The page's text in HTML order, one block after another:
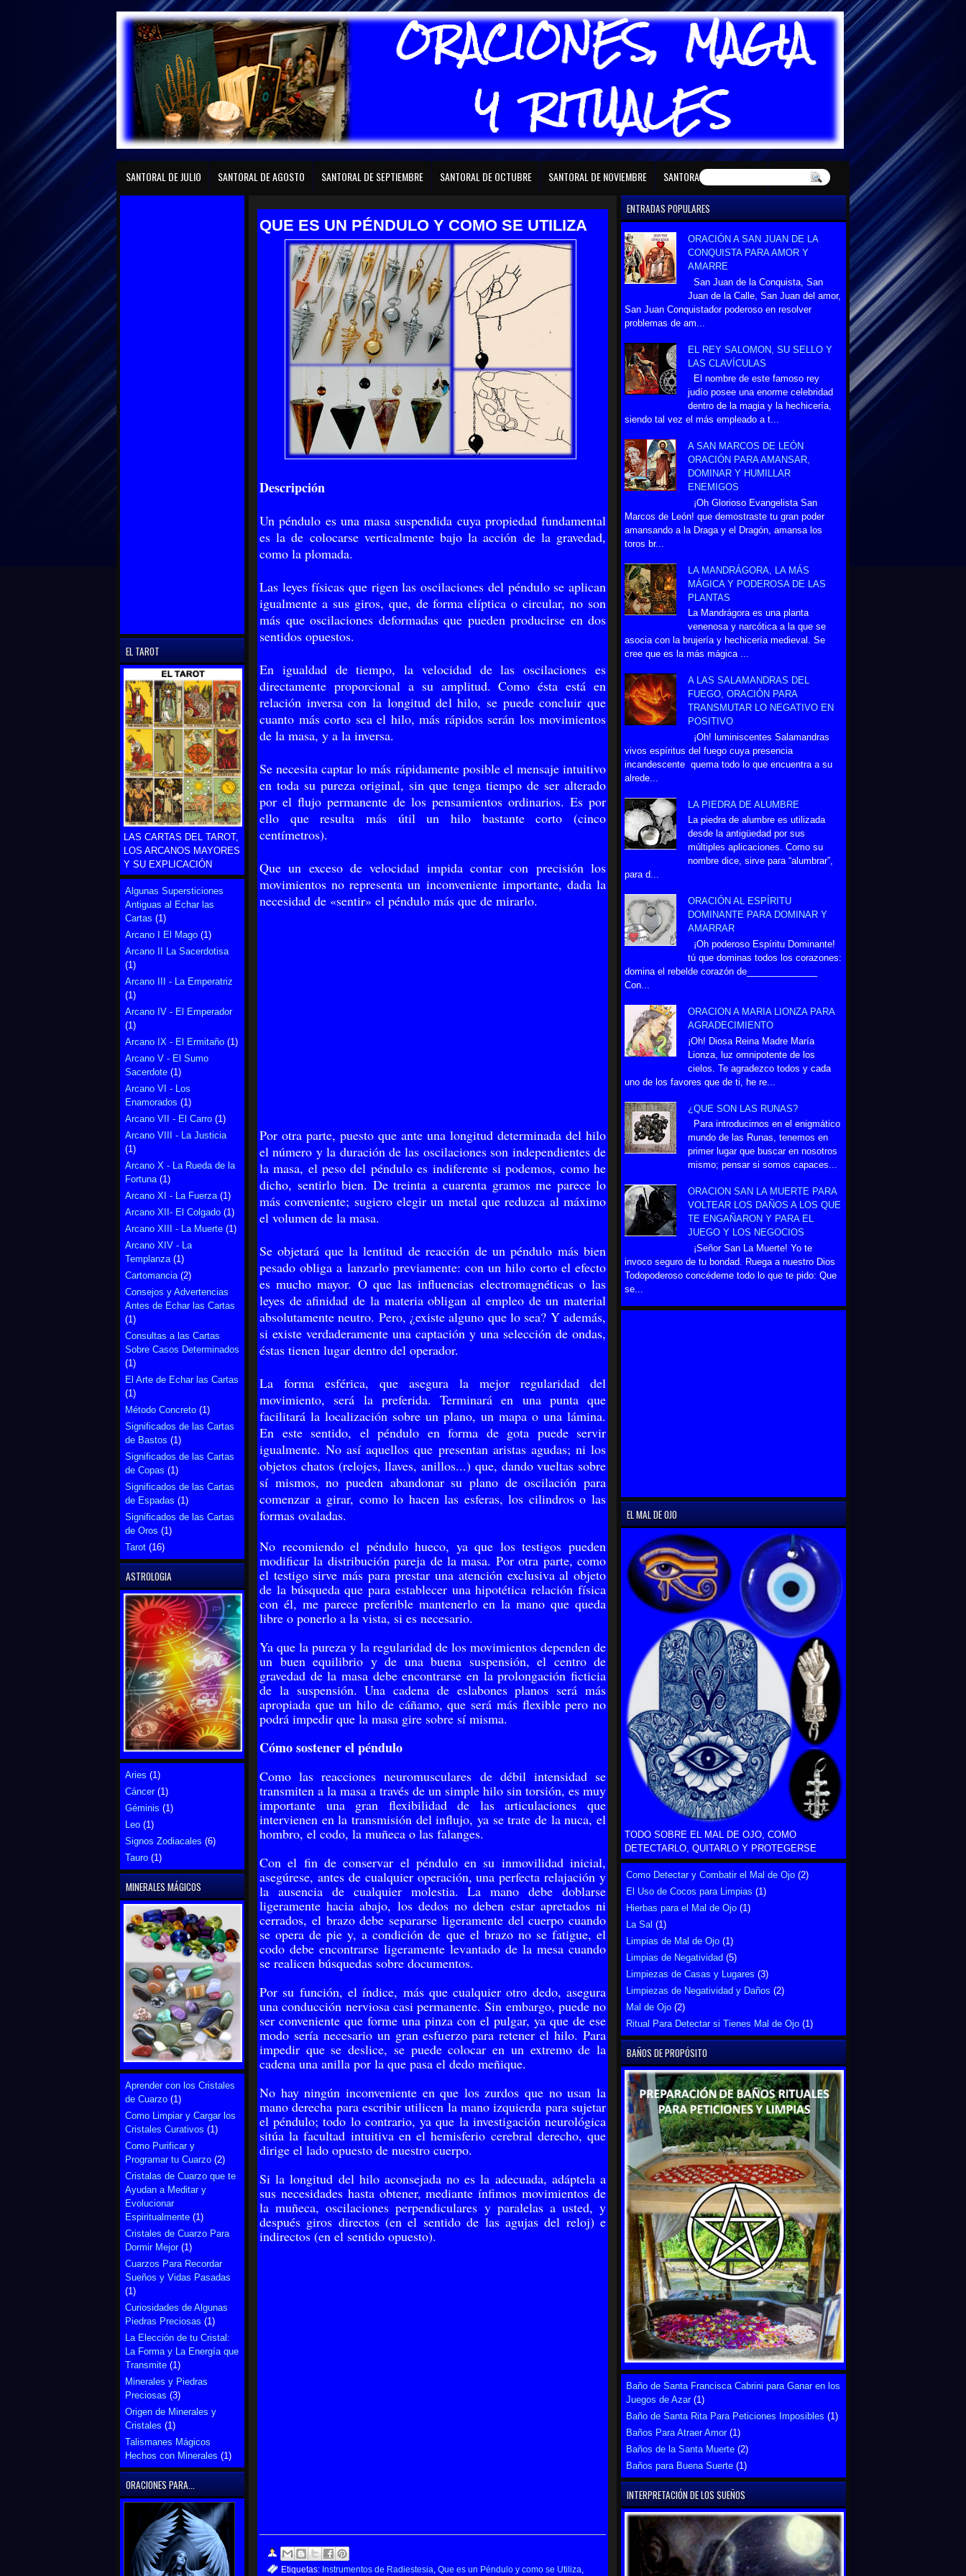
Página principal SANTORAL DE ENERO SANTORAL DE FEBRERO SANTORAL DE MARZO SANTORAL DE ABRIL SANTORAL DE MAYO SANTORAL DE JUNIO
SANTORAL DE JULIO SANTORAL DE AGOSTO SANTORAL DE SEPTIEMBRE SANTORAL DE OCTUBRE SANTORAL DE NOVIEMBRE SANTORAL DE DICIEMBRE
ENTRADAS POPULARES
ORACIÓN A SAN JUAN DE LA
CONQUISTA PARA AMOR Y
AMARRE
San Juan de la Conquista, San
Juan de la Calle, San Juan del amor,
San Juan Conquistador poderoso en resolver
problemas de am...
EL REY SALOMON, SU SELLO Y
LAS CLAVÍCULAS
El nombre de este famoso rey
judío posee una enorme celebridad
dentro de la magia y la hechicería,
siendo tal vez el más empleado a t...
A SAN MARCOS DE LEÓN
ORACIÓN PARA AMANSAR,
DOMINAR Y HUMILLAR
ENEMIGOS
¡Oh Glorioso Evangelista San
Marcos de León! que demostraste tu gran poder
amansando a la Draga y el Dragón, amansa los
toros br...
LA MANDRÁGORA, LA MÁS
MÁGICA Y PODEROSA DE LAS
PLANTAS
La Mandrágora es una planta
venenosa y narcótica a la que se
asocia con la brujería y hechicería medieval. Se
cree que es la más mágica ...
A LAS SALAMANDRAS DEL
FUEGO, ORACIÓN PARA
TRANSMUTAR LO NEGATIVO EN
POSITIVO
¡Oh! luminiscentes Salamandras
vivos espíritus del fuego cuya presencia
incandescente quema todo lo que encuentra a su
alrede...
LA PIEDRA DE ALUMBRE
La piedra de alumbre es utilizada
desde la antigüedad por sus
múltiples aplicaciones. Como su
nombre dice, sirve para “alumbrar”,
para d...
ORACIÓN AL ESPÍRITU
DOMINANTE PARA DOMINAR Y
AMARRAR
¡Oh poderoso Espíritu Dominante!
tú que dominas todos los corazones:
domina el rebelde corazón de______________
Con...
ORACION A MARIA LIONZA PARA
AGRADECIMIENTO
¡Oh! Diosa Reina Madre María
Lionza, luz omnipotente de los
cielos. Te agradezco todos y cada
uno de los favores que de ti, he re...
¿QUE SON LAS RUNAS?
Para introducirnos en el enigmático
mundo de las Runas, tenemos en
primer lugar que buscar en nosotros
mismo; pensar si somos capaces...
ORACION SAN LA MUERTE PARA
VOLTEAR LOS DAÑOS A LOS QUE
TE ENGAÑARON Y PARA EL
JUEGO Y LOS NEGOCIOS
¡Señor San La Muerte! Yo te
invoco seguro de tu bondad. Ruega a nuestro Dios
Todopoderoso concédeme todo lo que te pido: Que
se...
EL MAL DE OJO
TODO SOBRE EL MAL DE OJO, COMO
DETECTARLO, QUITARLO Y PROTEGERSE
Como Detectar y Combatir el Mal de Ojo (2)
El Uso de Cocos para Limpias (1)
Hierbas para el Mal de Ojo (1)
La Sal (1)
Limpias de Mal de Ojo (1)
Limpias de Negatividad (5)
Limpiezas de Casas y Lugares (3)
Limpiezas de Negatividad y Daños (2)
Mal de Ojo (2)
Ritual Para Detectar si Tienes Mal de Ojo (1)
BAÑOS DE PROPÓSITO
Baño de Santa Francisca Cabrini para Ganar en los
Juegos de Azar (1)
Baño de Santa Rita Para Peticiones Imposibles (1)
Baños Para Atraer Amor (1)
Baños de la Santa Muerte (2)
Baños para Buena Suerte (1)
INTERPRETACIÓN DE LOS SUEÑOS
QUE ES UN PÉNDULO Y COMO SE UTILIZA
Descripción
Un péndulo es una masa suspendida cuya propiedad fundamental
es la de colocarse verticalmente bajo la acción de la gravedad,
como la plomada.
Las leyes físicas que rigen las oscilaciones del péndulo se aplican
igualmente a sus giros, que, de forma elíptica o circular, no son
más que oscilaciones defor­madas que pueden producirse en dos
sentidos opuestos.
En igualdad de tiempo, la velocidad de las oscilaciones es
directamente pro­porcional a su amplitud. Como ésta está en
relación inversa con la longitud del hilo, se puede concluir que
cuanto más corto sea el hilo, más rápidos serán los movimientos
de la masa, y a la inversa.
Se necesita captar lo más rápidamente posible el mensaje intuitivo
en toda su pureza original, sin que tenga tiempo de ser alterado
por el flujo permanente de los pensamientos ordinarios. Es por
ello que resulta más útil un hilo bastante corto (cinco
centímetros).
Que un exceso de velocidad impida contar con precisión los
movimientos no representa un in­conveniente importante, dada la
necesidad de «sentir» el péndulo más que de mirarlo.
Por otra parte, puesto que ante una longitud determinada del hilo
el número y la duración de las oscilaciones son independientes de
la masa, el peso del péndu­lo es indiferente si podemos, como he
dicho, sentirlo bien. De treinta a cuarenta gramos me parece lo
más conveniente; sugiero elegir un metal que reduzca al máximo
el volumen de la masa.
Se objetará que la lentitud de reacción de un péndulo más bien
pesado obliga a lanzarlo previamente: con un hilo corto el efecto
es mucho mayor. O que las influencias electromagnéticas o las
leyes de afinidad de la materia obligan al empleo de un material
absolutamente neutro. Pero, ¿existe alguno que lo sea? Y además,
si existe verdaderamente una captación y una selección de ondas,
éstas tienen lugar dentro del operador.
La forma esférica, que asegura la mejor regularidad del
movimiento, será la preferida. Terminará en una punta que
facilitará la localización sobre un plano, un mapa o una lámina.
En este sentido, el péndulo en forma de gota puede servir
igualmente. No así aquellos que presentan aristas agudas; ni los
objetos chatos (relojes, llaves, anillos...) que, dando vueltas sobre
sí mismos, no pueden aban­donar su plano de oscilación para
comenzar a girar, como lo hacen las esferas, los cilindros o las
formas ovaladas.
No recomiendo el péndulo hueco, ya que los testigos pueden
modificar la distribución pareja de la masa. Por otra parte, como
el testigo sirve más para prestar una atención exclusiva al objeto
de la búsqueda que para establecer una hipotéti­ca relación física
con él, me parece preferible mantenerlo en la mano que queda
libre o ponerlo a la vista, si es necesario.
Ya que la pureza y la regularidad de los movimientos dependen de
un buen equilibrio y de una buena suspensión, el centro de
gravedad de la masa debe encontrarse en la prolongación ficticia
de la suspensión. Una cadena de eslabones planos será más
apropiada que un hilo de cáñamo, que será más flexible pero no
podrá impedir que la masa gire sobre sí misma.
Cómo sostener el péndulo
Como las reacciones neuromusculares de débil intensidad se
transmiten a la masa a través de un simple hilo sin torsión, es muy
importante una gran flexibili­dad de las articulaciones que
intervienen en la transmisión del influjo, ya se trate de la nuca, el
hombro, el codo, la muñeca o las falanges.
Con el fin de conservar el péndulo en su inmovilidad inicial,
asegúrese, antes de cualquier operación, una perfecta relajación y
la ausencia de cualquier moles­tia. La mano debe doblarse
ligeramente hacia abajo, los dedos no deben estar apretados ni
cerrados, el brazo debe separarse ligeramente del cuerpo cuando
se opera de pie y, a condición de que el brazo no se fatigue, el
codo debe encontrar­se ligeramente levantado de la mesa cuando
se realicen búsquedas sobre docu­mentos.
Por su función, el índice, más que cualquier otro dedo, asegura
una conduc­ción nerviosa casi permanente. Sin embargo, puede no
ser conveniente que forme una pinza con el pulgar, ya que de ese
modo sería necesario un gran esfuerzo para retener el hilo. Para
impedir que se deslice, se puede colocar en un extremo de la
cadena una anilla por la que pasa el dedo meñique.
No hay ningún inconveniente en que los zurdos que no usan la
mano derecha para escribir utilicen la mano izquierda para sujetar
el péndulo; todo lo contrario, ya que la investigación neurológica
sitúa la facultad intuitiva en el hemisferio cerebral derecho, que
dirige el lado opuesto de nuestro cuerpo.
Si la longitud del hilo aconsejada no es la adecuada, adáptela a
sus necesidades hasta obtener, mediante ínfimos movimientos de
la muñeca, oscilaciones perpendiculares y paralelas a usted, y
después giros directos (en el sentido de las agujas del reloj) e
indirectos (en el sentido opuesto).
Etiquetas: Instrumentos de Radiestesia Que es un Péndulo y como se Utiliza
EL TAROT
LAS CARTAS DEL TAROT,
LOS ARCANOS MAYORES
Y SU EXPLICACIÓN
Algunas Supersticiones
Antiguas al Echar las
Cartas (1)
Arcano I El Mago (1)
Arcano II La Sacerdotisa
(1)
Arcano III - La Emperatriz
(1)
Arcano IV - El Emperador
(1)
Arcano IX - El Ermitaño (1)
Arcano V - El Sumo
Sacerdote (1)
Arcano VI - Los
Enamorados (1)
Arcano VII - El Carro (1)
Arcano VIII - La Justicia
(1)
Arcano X - La Rueda de la
Fortuna (1)
Arcano XI - La Fuerza (1)
Arcano XII- El Colgado (1)
Arcano XIII - La Muerte (1)
Arcano XIV - La
Templanza (1)
Cartomancia (2)
Consejos y Advertencias
Antes de Echar las Cartas
(1)
Consultas a las Cartas
Sobre Casos Determinados
(1)
El Arte de Echar las Cartas
(1)
Método Concreto (1)
Significados de las Cartas
de Bastos (1)
Significados de las Cartas
de Copas (1)
Significados de las Cartas
de Espadas (1)
Significados de las Cartas
de Oros (1)
Tarot (16)
ASTROLOGIA
Aries (1)
Cáncer (1)
Géminis (1)
Leo (1)
Signos Zodiacales (6)
Tauro (1)
MINERALES MÁGICOS
Aprender con los Cristales
de Cuarzo (1)
Como Limpiar y Cargar los
Cristales Curativos (1)
Como Purificar y
Programar tu Cuarzo (2)
Cristalas de Cuarzo que te
Ayudan a Meditar y
Evolucionar
Espiritualmente (1)
Cristales de Cuarzo Para
Dormir Mejor (1)
Cuarzos Para Recordar
Sueños y Vidas Pasadas
(1)
Curiosidades de Algunas
Piedras Preciosas (1)
La Elección de tu Cristal:
La Forma y La Energía que
Transmite (1)
Minerales y Piedras
Preciosas (3)
Origen de Minerales y
Cristales (1)
Talismanes Mágicos
Hechos con Minerales (1)
ORACIONES PARA...